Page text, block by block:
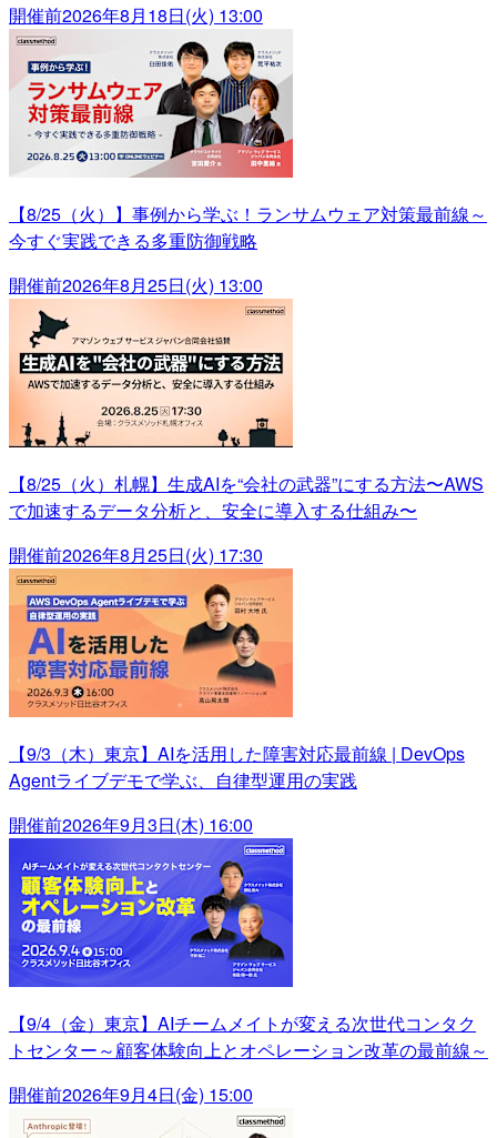
開催前2026年8月18日(火) 13:00
【8/25（火）】事例から学ぶ！ランサムウェア対策最前線～
今すぐ実践できる多重防御戦略
開催前2026年8月25日(火) 13:00
【8/25（火）札幌】生成AIを“会社の武器”にする方法〜AWS
で加速するデータ分析と、安全に導入する仕組み〜
開催前2026年8月25日(火) 17:30
【9/3（木）東京】AIを活用した障害対応最前線 | DevOps
Agentライブデモで学ぶ、自律型運用の実践
開催前2026年9月3日(木) 16:00
【9/4（金）東京】AIチームメイトが変える次世代コンタク
トセンター～顧客体験向上とオペレーション改革の最前線～
開催前2026年9月4日(金) 15:00